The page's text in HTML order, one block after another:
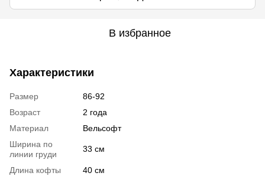
В избранное
Характеристики
Размер
86-92
Возраст
2 года
Материал
Вельсофт
Ширина по
линии груди
33 см
Длина кофты
40 см